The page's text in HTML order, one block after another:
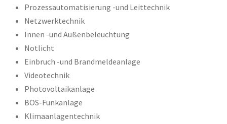
Prozessautomatisierung -und Leittechnik
Netzwerktechnik
Innen -und Außenbeleuchtung
Notlicht
Einbruch -und Brandmeldeanlage
Videotechnik
Photovoltaikanlage
BOS-Funkanlage
Klimaanlagentechnik